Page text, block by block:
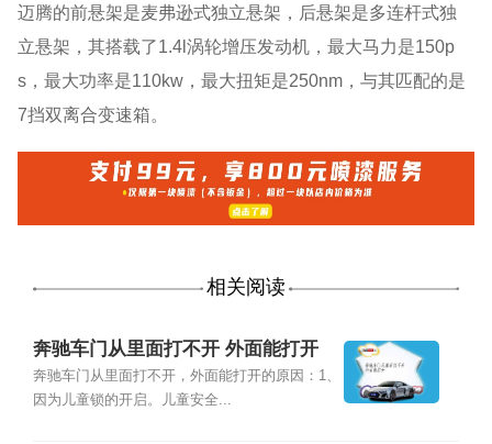
迈腾的前悬架是麦弗逊式独立悬架，后悬架是多连杆式独
立悬架，其搭载了1.4l涡轮增压发动机，最大马力是150p
s，最大功率是110kw，最大扭矩是250nm，与其匹配的是
7挡双离合变速箱。
相关阅读
奔驰车门从里面打不开 外面能打开
奔驰车门从里面打不开，外面能打开的原因：1、
因为儿童锁的开启。儿童安全...